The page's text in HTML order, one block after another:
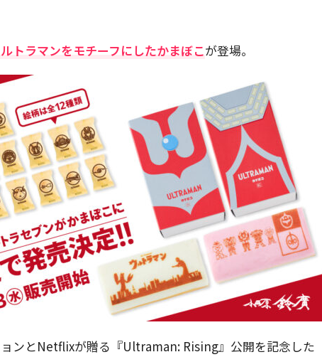
トラマンをモチーフにしたかまぼこが登場。
ンとNetflixが贈る『Ultraman: Rising』公開を記念した